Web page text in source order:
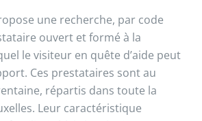
une recherche, par code
ouvert et formé à la
le visiteur en quête d’aide peut
Ces prestataires sont au
répartis dans toute la
Leur caractéristique